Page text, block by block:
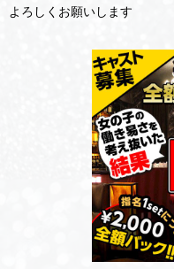
よろしくお願いします